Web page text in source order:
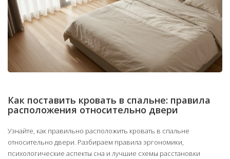
Как поставить кровать в спальне: правила
расположения относительно двери
Узнайте, как правильно расположить кровать в спальне
относительно двери. Разбираем правила эргономики,
психологические аспекты сна и лучшие схемы расстановки